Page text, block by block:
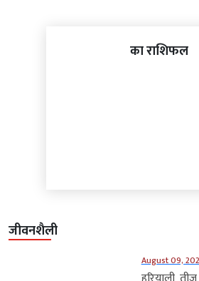
का राशिफल
जीवनशैली
August 09,